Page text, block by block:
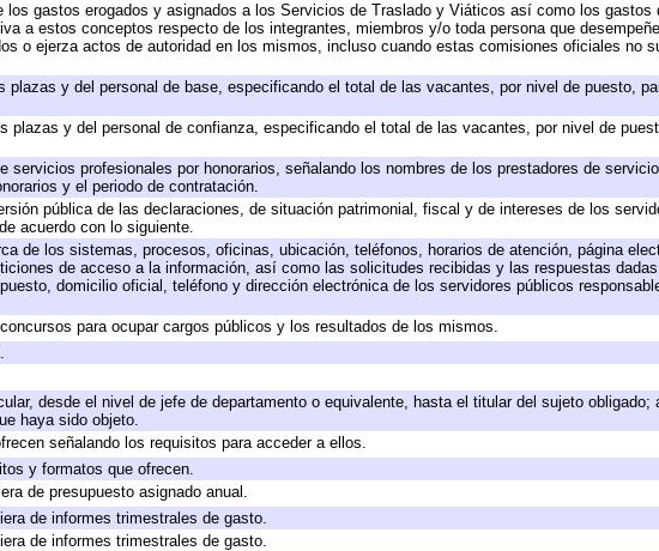
los gastos erogados y asignados a los Servicios de Traslado y Viáticos así como los gastos
a estos conceptos respecto de los integrantes, miembros y/o toda persona que
o ejerza actos de autoridad en los mismos, incluso cuando estas comisiones oficiales no
plazas y del personal de base, especificando el total de las vacantes, por nivel de puesto,
plazas y del personal de confianza, especificando el total de las vacantes, por nivel de
servicios profesionales por honorarios, señalando los nombres de los prestadores de
y el periodo de contratación.
pública de las declaraciones, de situación patrimonial, fiscal y de intereses de los
acuerdo con lo siguiente.
de los sistemas, procesos, oficinas, ubicación, teléfonos, horarios de atención, página
de acceso a la información, así como las solicitudes recibidas y las respuestas
domicilio oficial, teléfono y dirección electrónica de los servidores públicos
para ocupar cargos públicos y los resultados de los mismos.
desde el nivel de jefe de departamento o equivalente, hasta el titular del sujeto
haya sido objeto.
señalando los requisitos para acceder a ellos.
y formatos que ofrecen.
de presupuesto asignado anual.
de informes trimestrales de gasto.
de informes trimestrales de gasto.